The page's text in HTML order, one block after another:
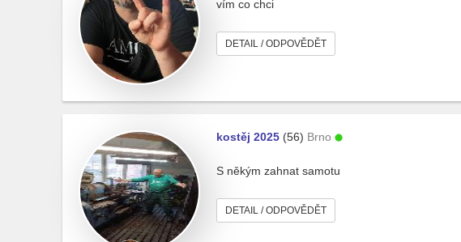
vím co chci
DETAIL / ODPOVĚDĚT
kostěj 2025 (56) Brno
S někým zahnat samotu
DETAIL / ODPOVĚDĚT